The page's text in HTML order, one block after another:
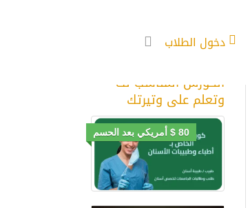
دخول الطلاب
كورسات اللغة الاحترافية
الكورس المناسب لك
وتعلم على وتيرتك
80 $ أمريكي بعد الحسم